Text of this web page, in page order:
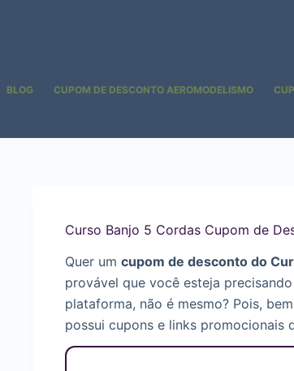
BLOG CUPOM DE DESCONTO AEROMODELISMO
Curso Banjo 5 Cordas Cupom de
Quer um cupom de desconto do
provável que você esteja
plataforma, não é mesmo? Pois,
possui cupons e links promocionais